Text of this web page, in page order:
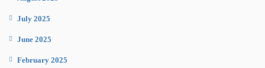
July 2025
June 2025
February 2025